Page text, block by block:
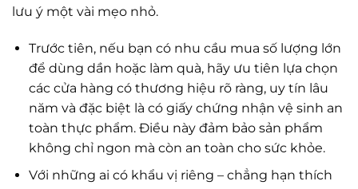
lưu ý một vài mẹo nhỏ.
Trước tiên, nếu bạn có nhu cầu mua số lượng lớn
để dùng dần hoặc làm quà, hãy ưu tiên lựa chọn
các cửa hàng có thương hiệu rõ ràng, uy tín lâu
năm và đặc biệt là có giấy chứng nhận vệ sinh an
toàn thực phẩm. Điều này đảm bảo sản phẩm
không chỉ ngon mà còn an toàn cho sức khỏe.
Với những ai có khẩu vị riêng – chẳng hạn thích